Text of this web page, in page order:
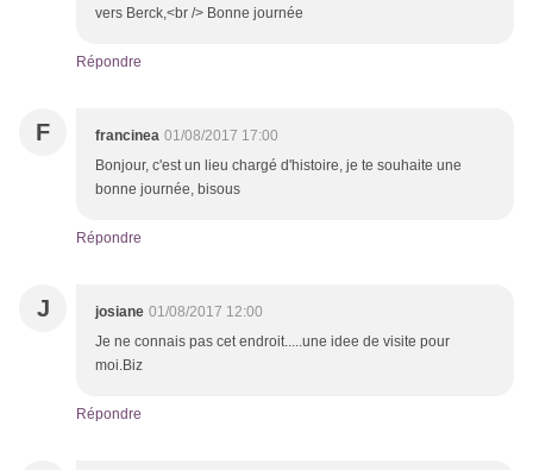
vers Berck,<br /> Bonne journée
Répondre
F francinea 01/08/2017 17:00
Bonjour, c'est un lieu chargé d'histoire, je te souhaite une
bonne journée, bisous
Répondre
J josiane 01/08/2017 12:00
Je ne connais pas cet endroit.....une idee de visite pour
moi.Biz
Répondre